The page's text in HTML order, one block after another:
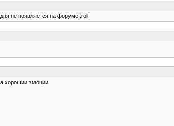
не появляется на форуме :roll:
хорошии эмоции